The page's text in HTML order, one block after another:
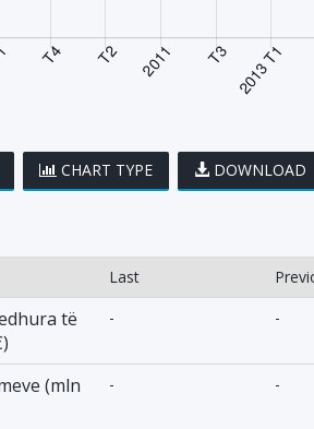
CHART TYPE DOWNLOAD
Last
të
- -
(mln
- -